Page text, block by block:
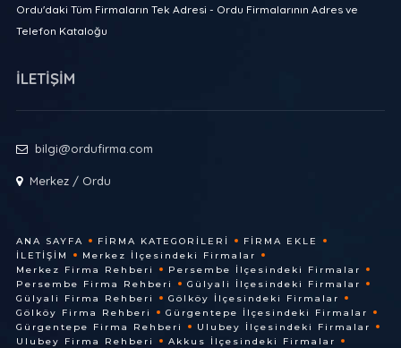
Ordu'daki Tüm Firmaların Tek Adresi - Ordu Firmalarının Adres ve
Telefon Kataloğu
İLETİŞİM
bilgi@ordufirma.com
Merkez / Ordu
ANA SAYFA FIRMA KATEGORILERI
FIRMA EKLE
İLETIŞIM
Merkez İlçesindeki Firmalar
Merkez Firma Rehberi
Persembe İlçesindeki Firmalar
Persembe Firma Rehberi
Gülyali İlçesindeki Firmalar
Gülyali Firma Rehberi
Gölköy İlçesindeki Firmalar
Gölköy Firma Rehberi
Gürgentepe İlçesindeki Firmalar
Gürgentepe Firma Rehberi
Ulubey İlçesindeki Firmalar
Ulubey Firma Rehberi
Akkus İlçesindeki Firmalar